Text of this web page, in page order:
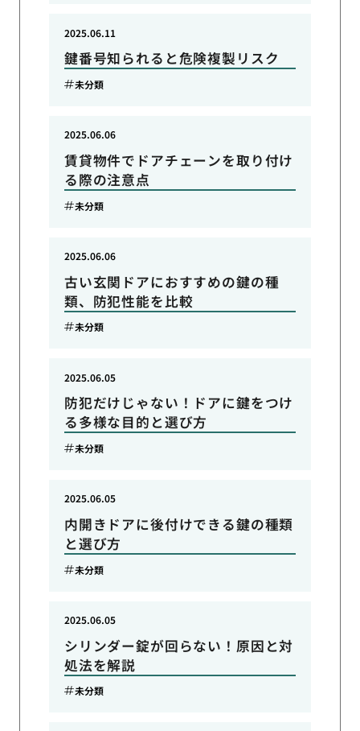
鍵番号知られると危険複製リスク
2025.06.11
未分類
賃貸物件でドアチェーンを取り付け
る際の注意点
2025.06.06
未分類
古い玄関ドアにおすすめの鍵の種
類、防犯性能を比較
2025.06.06
未分類
防犯だけじゃない！ドアに鍵をつけ
る多様な目的と選び方
2025.06.05
未分類
内開きドアに後付けできる鍵の種類
と選び方
2025.06.05
未分類
シリンダー錠が回らない！原因と対
処法を解説
2025.06.05
未分類